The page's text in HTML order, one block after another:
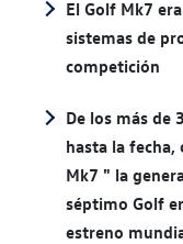
El Golf Mk7
sistemas de
competición
De los más de
hasta la
Mk7 " la
séptimo Golf
estreno